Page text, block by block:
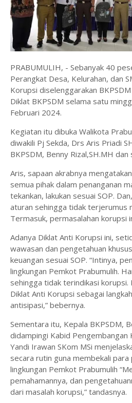
PRABUMULIH, - Sebanyak 40
Perangkat Desa, Kelurahan, dan
Korupsi diselenggarakan
Diklat BKPSDM selama satu
Februari 2024.
Kegiatan itu dibuka Walikota
diwakili Pj Sekda, Drs Aris Priadi
BKPSDM, Benny Rizal,SH.MH
Aris, sapaan akrabnya
semua pihak dalam penanganan
tekankan, lakukan sesuai SOP.
aturan sehingga tidak terjerumus
Termasuk, permasalahan korupsi
Adanya Diklat Anti Korupsi ini,
wawasan dan pengetahuan
keuangan sesuai SOP. “Intinya,
lingkungan Pemkot Prabumulih.
sehingga tidak terindikasi
Diklat Anti Korupsi sebagai
antisipasi,” bebernya.
Sementara itu, Kepala BKPSDM,
didampingi Kabid Pengembangan
Yandi Irawan SKom MSi
secara rutin guna membekali para
lingkungan Pemkot Prabumulih
pemahamannya, dan
dari masalah korupsi,” tandasnya.